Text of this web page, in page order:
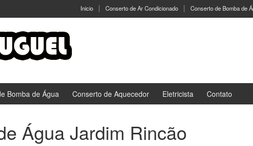
Inicio Conserto de Ar Condicionado Conserto de Bomba de
Bomba de Água Conserto de Aquecedor Eletricista Contato
Água Jardim Rincão